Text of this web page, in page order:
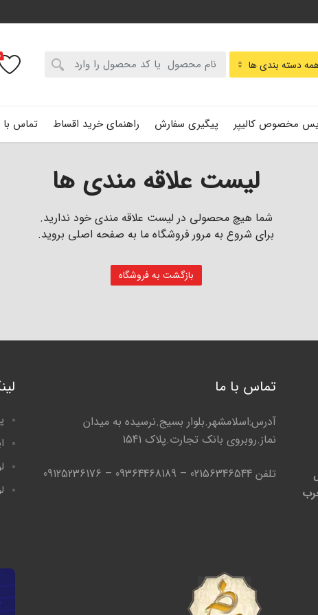
مخصوص کالیپر پیگیری سفارش راهنمای خرید اقساط تماس با
دسته بندی ها
لیست علاقه مندی ها
شما هیچ محصولی در لیست علاقه مندی خود ندارید.
برای شروع به مرور فروشگاه ما به صفحه اصلی بروید.
بازگشت به فروشگاه
تماس با ما
آدرس:اسلامشهر.بلوار بسیج.نرسیده به میدان
نماز.روبروی بانک تجارت.پلاک 1541
تلفن 02156346544 – 09364468189 – 09125236176